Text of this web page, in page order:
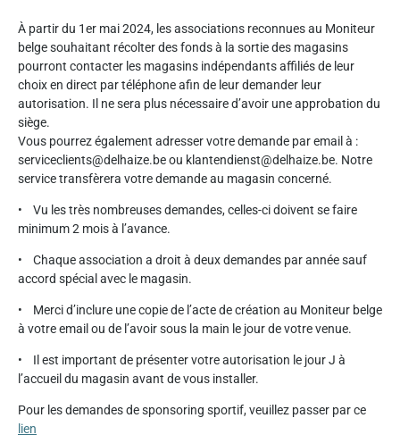
À partir du 1er mai 2024, les associations reconnues au Moniteur
belge souhaitant récolter des fonds à la sortie des magasins
pourront contacter les magasins indépendants affiliés de leur
choix en direct par téléphone afin de leur demander leur
autorisation. Il ne sera plus nécessaire d’avoir une approbation du
siège.
Vous pourrez également adresser votre demande par email à :
serviceclients@delhaize.be ou klantendienst@delhaize.be. Notre
service transfèrera votre demande au magasin concerné.
• Vu les très nombreuses demandes, celles-ci doivent se faire
minimum 2 mois à l’avance.
• Chaque association a droit à deux demandes par année sauf
accord spécial avec le magasin.
• Merci d’inclure une copie de l’acte de création au Moniteur belge
à votre email ou de l’avoir sous la main le jour de votre venue.
• Il est important de présenter votre autorisation le jour J à
l’accueil du magasin avant de vous installer.
Pour les demandes de sponsoring sportif, veuillez passer par ce
lien